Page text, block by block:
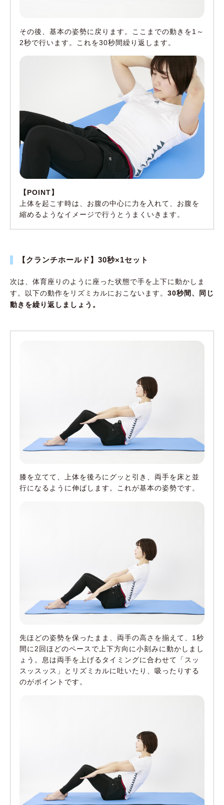
その後、基本の姿勢に戻ります。ここまでの動きを1～
2秒で行います。これを30秒間繰り返します。
【POINT】
上体を起こす時は、お腹の中心に力を入れて、お腹を
縮めるようなイメージで行うとうまくいきます。
【クランチホールド】30秒×1セット
次は、体育座りのように座った状態で手を上下に動かしま
す。以下の動作をリズミカルにおこないます。 30秒間、同じ
動きを繰り返しましょう。
膝を立てて、上体を後ろにグッと引き、両手を床と並
行になるように伸ばします。これが基本の姿勢です。
先ほどの姿勢を保ったまま、両手の高さを揃えて、1秒
間に2回ほどのペースで上下方向に小刻みに動かしまし
ょう。息は両手を上げるタイミングに合わせて「スッ
スッスッス」とリズミカルに吐いたり、吸ったりする
のがポイントです。